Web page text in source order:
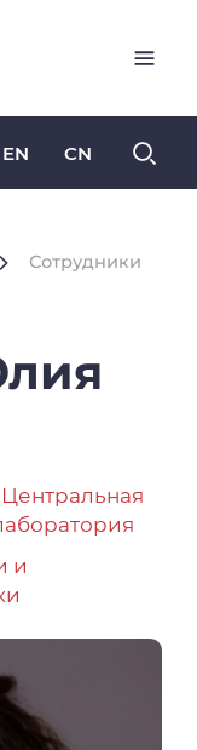
EN CN
Сотрудники
Центральная
и